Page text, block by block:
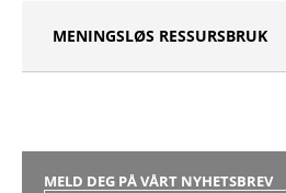
MENINGSLØS RESSURSBRUK
MELD DEG PÅ VÅRT NYHETSBREV